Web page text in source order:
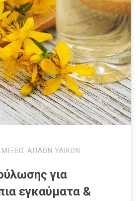
ΑΠΛΩΝ ΥΛΙΚΩΝ
για
εγκαύματα &